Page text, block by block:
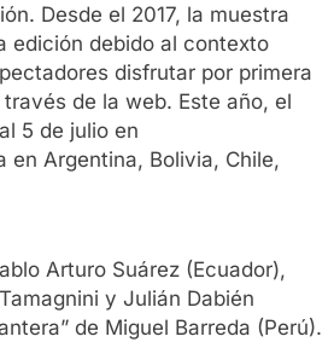
Desde el 2017, la muestra
edición debido al contexto
disfrutar por primera
de la web. Este año, el
5 de julio en
en Argentina, Bolivia, Chile,
Arturo Suárez (Ecuador),
y Julián Dabién
de Miguel Barreda (Perú).